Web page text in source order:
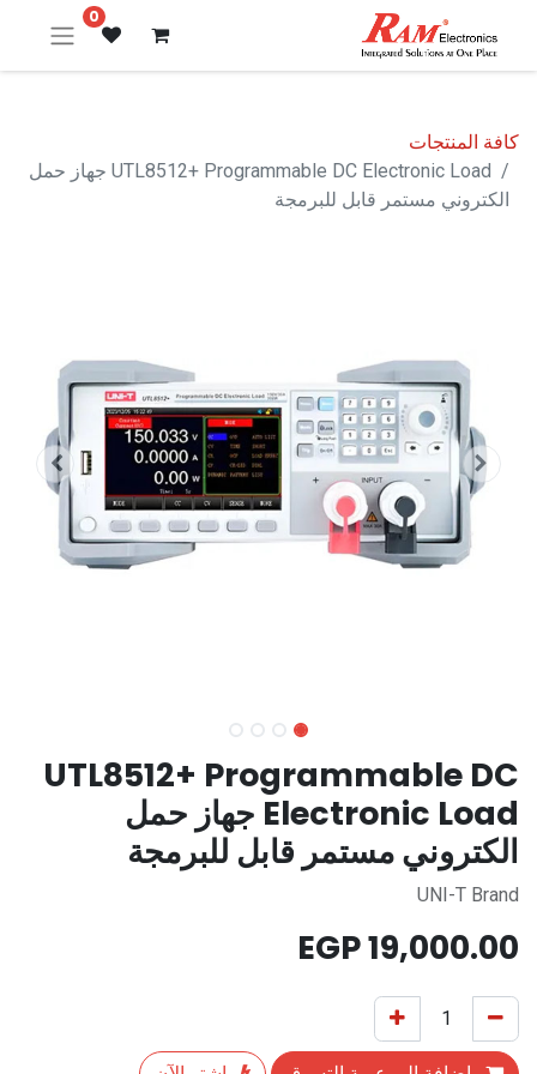
0
كافة المنتجات
UTL8512+ Programmable DC Electronic Load جهاز حمل
الكتروني مستمر قابل للبرمجة
UTL8512+ Programmable DC
Electronic Load جهاز حمل
الكتروني مستمر قابل للبرمجة
UNI-T Brand
19,000.00